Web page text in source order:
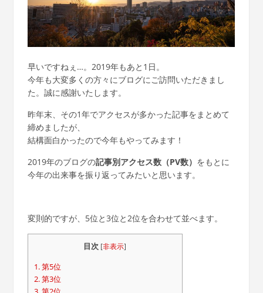
早いですねぇ…。2019年もあと1日。
今年も大変多くの方々にブログにご訪問いただきまし
た。誠に感謝いたします。
昨年末、その1年でアクセスが多かった記事をまとめて
締めましたが、
結構面白かったので今年もやってみます！
2019年のブログの記事別アクセス数（PV数） をもとに
今年の出来事を振り返ってみたいと思います。
変則的ですが、5位と3位と2位を合わせて並べます。
目次 [非表示]
1.第5位
2.第3位